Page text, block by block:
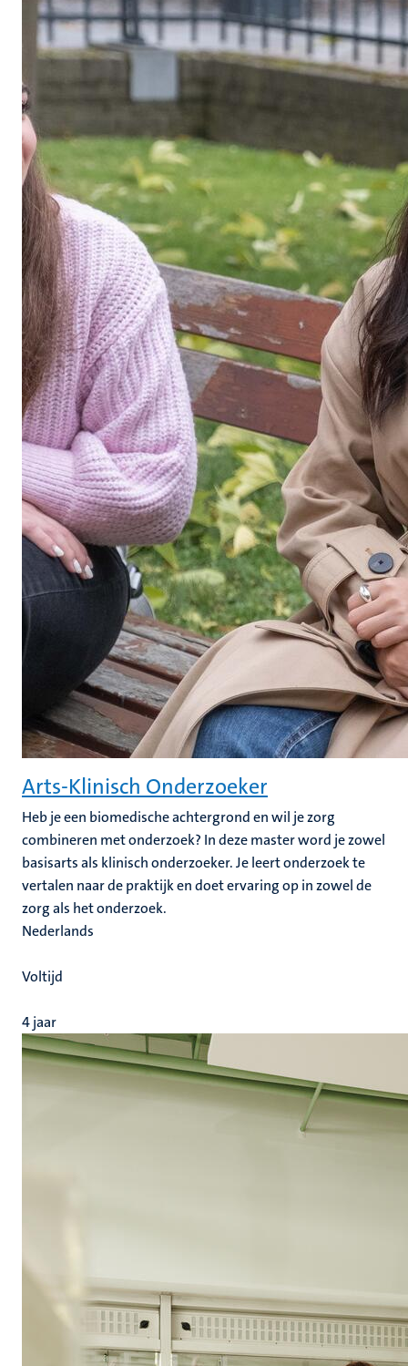
Arts-Klinisch Onderzoeker
Heb je een biomedische achtergrond en wil je zorg
combineren met onderzoek? In deze master word je zowel
basisarts als klinisch onderzoeker. Je leert onderzoek te
vertalen naar de praktijk en doet ervaring op in zowel de
zorg als het onderzoek.
Nederlands
Voltijd
4 jaar